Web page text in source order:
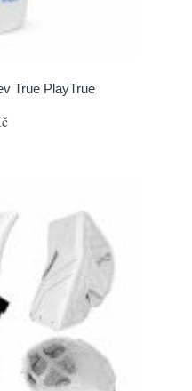
True PlayTrue